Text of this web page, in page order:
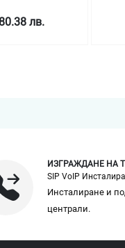
лв.
ИЗГРАЖДАНЕ НА
SIP VoIP
Инсталиране и
централи.